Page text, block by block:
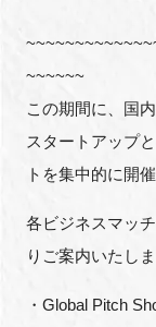
~~~~~~
この期間に、国
スタートアップ
トを集中的に開催
各ビジネスマッ
りご案内いたしま
・Global Pitch